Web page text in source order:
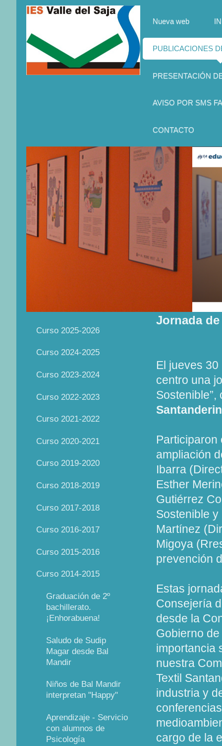
Nueva web
PUBLICACIONES
PRESENTACIÓN
AVISO POR SMS
CONTACTO
Jornada
El jueves
centro una
Participaron
ampliación
Ibarra
Esther
Gutiérrez
Sostenible
Martínez
Migoya
prevención
Estas
Consejería
desde la
Gobierno
importancia
nuestra
Textil
industria y
cargo de la
Curso 2025-2026
Curso 2024-2025
Curso 2023-2024
Curso 2022-2023
Curso 2021-2022
Curso 2020-2021
Curso 2019-2020
Curso 2018-2019
Curso 2017-2018
Curso 2016-2017
Curso 2015-2016
Curso 2014-2015
Graduación de 2º
bachillerato.
¡Enhorabuena!
Saludo de Sudip
Magar desde Bal
Mandir
Niños de Bal Mandir
interpretan "Happy"
Aprendizaje - Servicio
con alumnos de
Psicología